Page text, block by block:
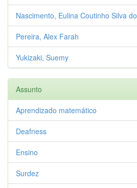
Nascimento, Eulina Coutinho Silva do
Pereira, Alex Farah
Yukizaki, Suemy
Assunto
Aprendizado matemático
Deafness
Ensino
Surdez